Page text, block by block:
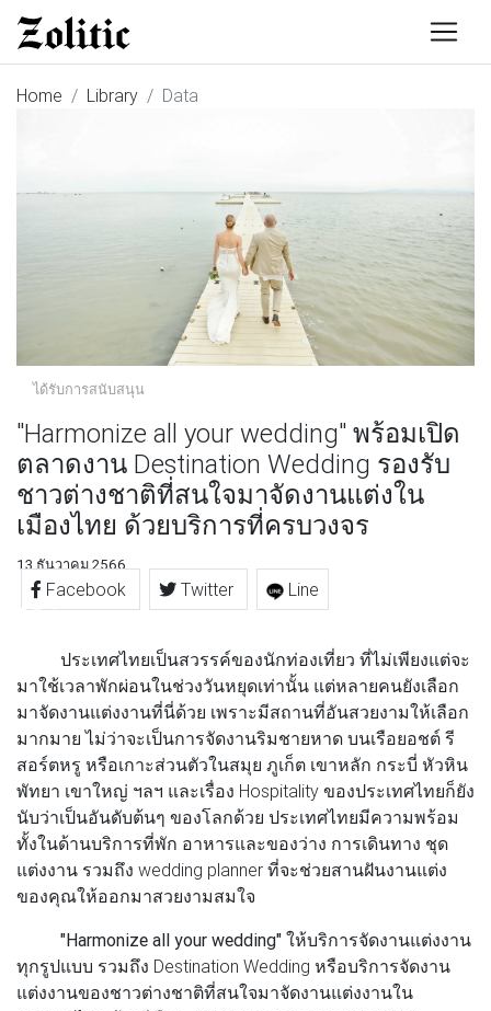
Home Library Data
ได้รับการสนับสนุน
"Harmonize all your wedding" พร้อมเปิด
ตลาดงาน Destination Wedding รองรับ
ชาวต่างชาติที่สนใจมาจัดงานแต่งใน
เมืองไทย ด้วยบริการที่ครบวงจร
13 ธันวาคม 2566
Facebook Twitter Line
ประเทศไทยเป็นสวรรค์ของนักท่องเที่ยว ที่ไม่เพียงแต่จะ
มาใช้เวลาพักผ่อนในช่วงวันหยุดเท่านั้น แต่หลายคนยังเลือก
มาจัดงานแต่งงานที่นี่ด้วย เพราะมีสถานที่อันสวยงามให้เลือก
มากมาย ไม่ว่าจะเป็นการจัดงานริมชายหาด บนเรือยอชต์ รี
สอร์ตหรู หรือเกาะส่วนตัวในสมุย ภูเก็ต เขาหลัก กระบี่ หัวหิน
พัทยา เขาใหญ่ ฯลฯ และเรื่อง Hospitality ของประเทศไทยก็ยัง
นับว่าเป็นอันดับต้นๆ ของโลกด้วย ประเทศไทยมีความพร้อม
ทั้งในด้านบริการที่พัก อาหารและของว่าง การเดินทาง ชุด
แต่งงาน รวมถึง wedding planner ที่จะช่วยสานฝันงานแต่ง
ของคุณให้ออกมาสวยงามสมใจ
"Harmonize all your wedding" ให้บริการจัดงานแต่งงาน
ทุกรูปแบบ รวมถึง Destination Wedding หรือบริการจัดงาน
แต่งงานของชาวต่างชาติที่สนใจมาจัดงานแต่งงานใน